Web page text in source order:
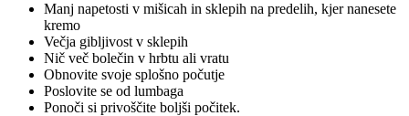
Manj napetosti v mišicah in sklepih na predelih, kjer nanesete
kremo
Večja gibljivost v sklepih
Nič več bolečin v hrbtu ali vratu
Obnovite svoje splošno počutje
Poslovite se od lumbaga
Ponoči si privoščite boljši počitek.